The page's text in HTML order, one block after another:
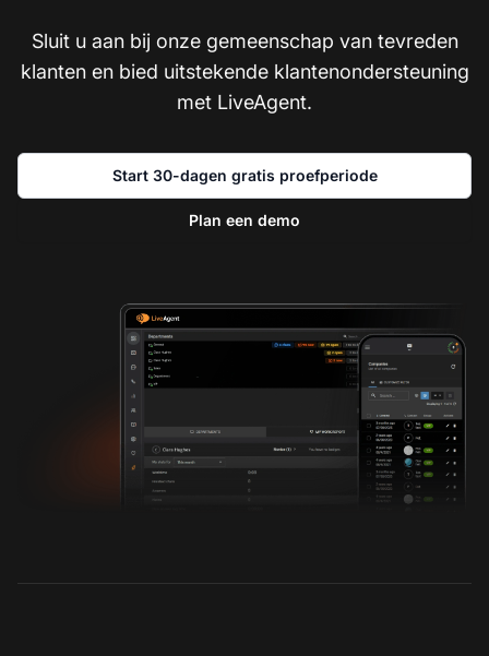
Sluit u aan bij onze gemeenschap van tevreden
klanten en bied uitstekende klantenondersteuning
met LiveAgent.
Start 30-dagen gratis proefperiode
Plan een demo